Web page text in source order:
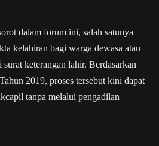
dalam forum ini, salah satunya
kelahiran bagi warga dewasa atau
keterangan lahir. Berdasarkan
2019, proses tersebut kini dapat
tanpa melalui pengadilan